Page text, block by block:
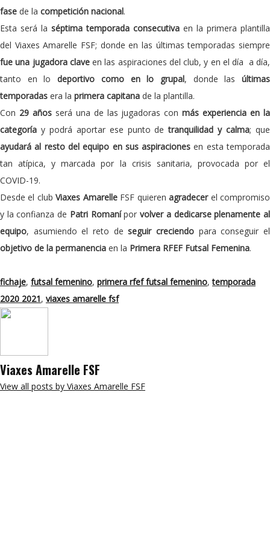
fase de la competición nacional.
Esta será la séptima temporada consecutiva en la primera plantilla
del Viaxes Amarelle FSF; donde en las últimas temporadas siempre
fue una jugadora claveen las aspiraciones del club, y en el día a día,
tanto en lodeportivo como en lo grupal, donde lasúltimas
temporadas era la primera capitana de la plantilla.
Con 29 añosserá una de las jugadoras conmás experiencia en la
categoría y podrá aportar ese punto detranquilidad y calma; que
ayudará al resto del equipo en sus aspiraciones en esta temporada
tan atípica, y marcada por la crisis sanitaria, provocada por el
COVID-19.
Desde el clubViaxes AmarelleFSF quierenagradecerel compromiso
y la confianza de Patri Romaníporvolver a dedicarse plenamente al
equipo, asumiendo el reto deseguir creciendo para conseguir el
objetivo de la permanencia en la Primera RFEF Futsal Femenina.
fichaje, futsal femenino, primera rfef futsal femenino,temporada
2020 2021, viaxes amarelle fsf
Viaxes Amarelle FSF
View all posts by Viaxes Amarelle FSF